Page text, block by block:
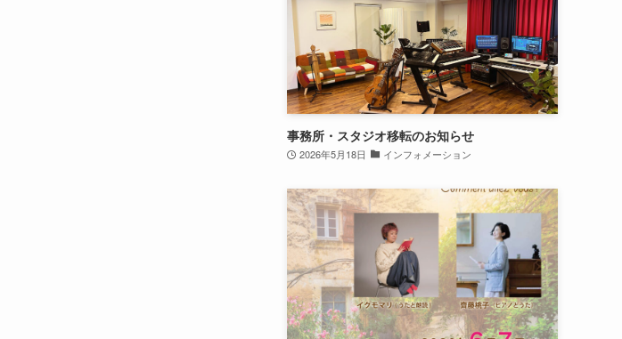
事務所・スタジオ移転のお知らせ
2026年5月18日 インフォメーション